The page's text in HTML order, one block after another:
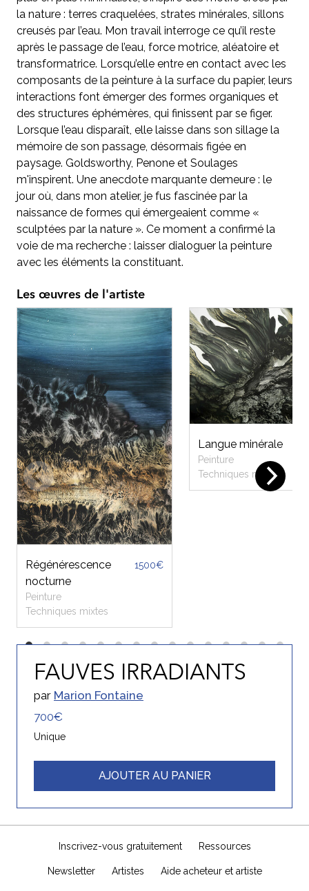
la nature : terres craquelées, strates minérales, sillons
creusés par l’eau. Mon travail interroge ce qu’il reste
après le passage de l’eau, force motrice, aléatoire et
transformatrice. Lorsqu’elle entre en contact avec les
composants de la peinture à la surface du papier, leurs
interactions font émerger des formes organiques et
des structures éphémères, qui finissent par se figer.
Lorsque l’eau disparaît, elle laisse dans son sillage la
mémoire de son passage, désormais figée en
paysage. Goldsworthy, Penone et Soulages
m'inspirent. Une anecdote marquante demeure : le
jour où, dans mon atelier, je fus fascinée par la
naissance de formes qui émergeaient comme «
sculptées par la nature ». Ce moment a confirmé la
voie de ma recherche : laisser dialoguer la peinture
avec les éléments la constituant.
Les œuvres de l'artiste
Régénérescence
nocturne
Peinture
Techniques mixtes
1500€
Langue minérale
Peinture
Techniques mixtes
FAUVES IRRADIANTS
par Marion Fontaine
700€
Unique
AJOUTER AU PANIER
Inscrivez-vous gratuitement Ressources
Newsletter Artistes Aide acheteur et artiste